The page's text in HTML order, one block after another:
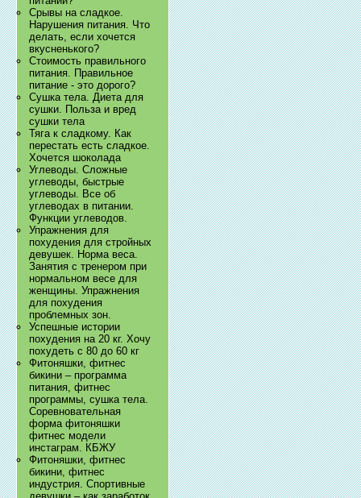
Срывы на сладкое.
Нарушения питания. Что
делать, если хочется
вкусненького?
Стоимость правильного
питания. Правильное
питание - это дорого?
Сушка тела. Диета для
сушки. Польза и вред
сушки тела
Тяга к сладкому. Как
перестать есть сладкое.
Хочется шоколада
Углеводы. Сложные
углеводы, быстрые
углеводы. Все об
углеводах в питании.
Функции углеводов.
Упражнения для
похудения для стройных
девушек. Норма веса.
Занятия с тренером при
нормальном весе для
женщины. Упражнения
для похудения
проблемных зон.
Успешные истории
похудения на 20 кг. Хочу
похудеть с 80 до 60 кг
Фитоняшки, фитнес
бикини – программа
питания, фитнес
программы, сушка тела.
Соревновательная
форма фитоняшки
фитнес модели
инстаграм. КБЖУ
Фитоняшки, фитнес
бикини, фитнес
индустрия. Спортивные